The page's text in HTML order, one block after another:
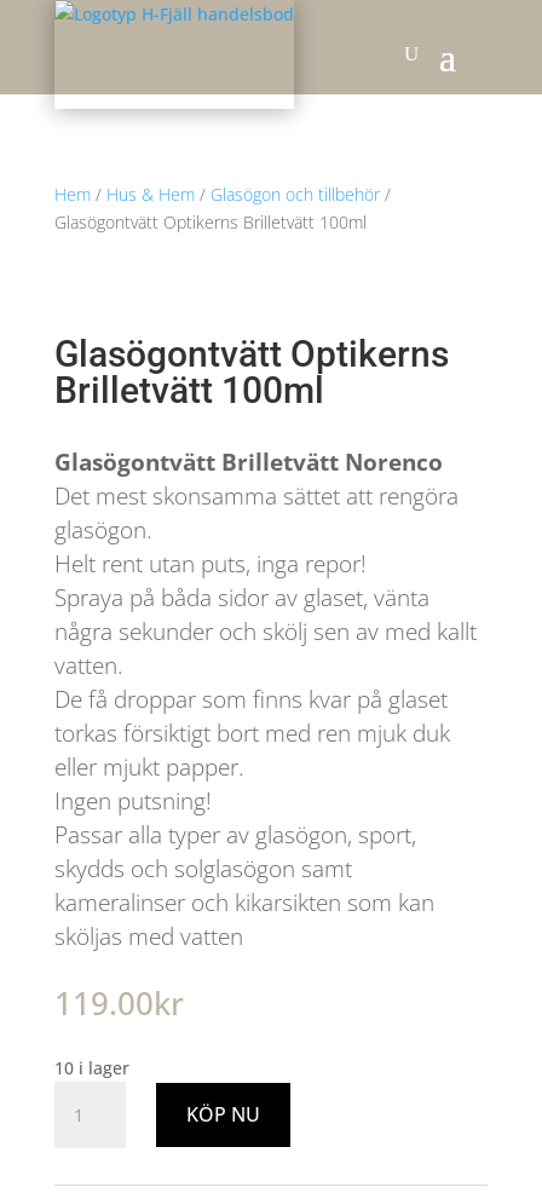
Hem/ Hus & Hem/ Glasögon och tillbehör/
Glasögontvätt Optikerns Brilletvätt 100ml
Glasögontvätt Optikerns
Brilletvätt 100ml
Glasögontvätt Brilletvätt Norenco
Det mest skonsamma sättet att rengöra
glasögon.
Helt rent utan puts, inga repor!
Spraya på båda sidor av glaset, vänta
några sekunder och skölj sen av med kallt
vatten.
De få droppar som finns kvar på glaset
torkas försiktigt bort med ren mjuk duk
eller mjukt papper.
Ingen putsning!
Passar alla typer av glasögon, sport,
skydds och solglasögon samt
kameralinser och kikarsikten som kan
sköljas med vatten
119.00kr
10 i lager
Optikerns
KÖP NU